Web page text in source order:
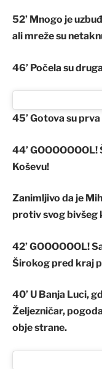
52’ Mnogo je
ali mreže su
46’ Počela su
45’ Gotova su
44’
Koševu!
Zanimljivo da je
protiv svog bivšeg
42’ GOOOOOOL!
Širokog pred kraj
40’ U Banja Luci,
Željezničar,
obje strane.